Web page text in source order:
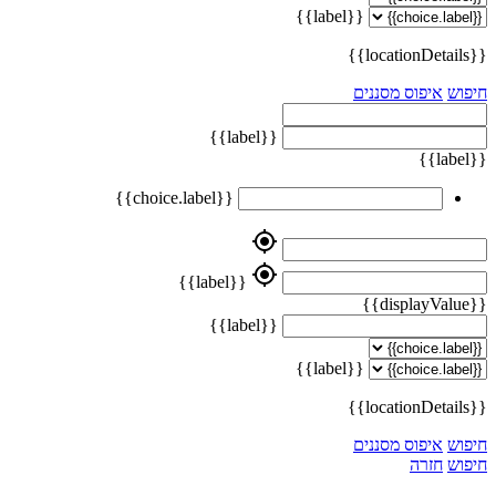
{{label}}
{{locationDetails}}
חיפוש איפוס מסננים
{{label}}
{{label}}
{{choice.label}}
my_location
my_location
{{label}}
{{displayValue}}
{{label}}
{{label}}
{{locationDetails}}
חיפוש איפוס מסננים
חיפוש חזרה